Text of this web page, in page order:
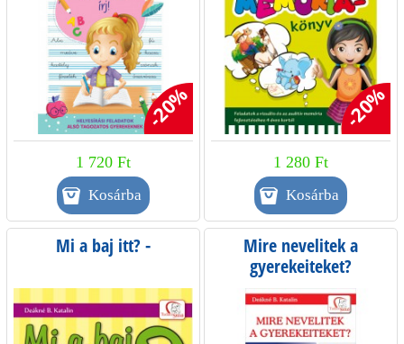
-20%
1 720 Ft
-20%
1 280 Ft
Mi a baj itt? -
Mire nevelitek a
gyerekeiteket?